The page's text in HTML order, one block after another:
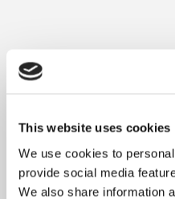
This website uses cookies
We use cookies to
provide social media
We also share information
MG/S VEGAN EMERALD
LIRE LA SUITE